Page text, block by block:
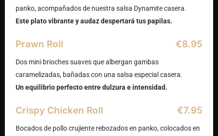
panko, acompañados de nuestra salsa Dynamite casera.
Este plato vibrante y audaz despertará tus papilas.
Prawn Roll €8.95
Dos mini brioches suaves que albergan gambas
caramelizadas, bañadas con una salsa especial casera.
Un equilibrio perfecto entre dulzura e intensidad.
Crispy Chicken Roll €7.95
Bocados de pollo crujiente rebozados en panko, colocados en